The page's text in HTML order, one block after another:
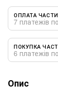
ОПЛАТА
7 платежів
ПОКУПКА
6 платежів
Опис